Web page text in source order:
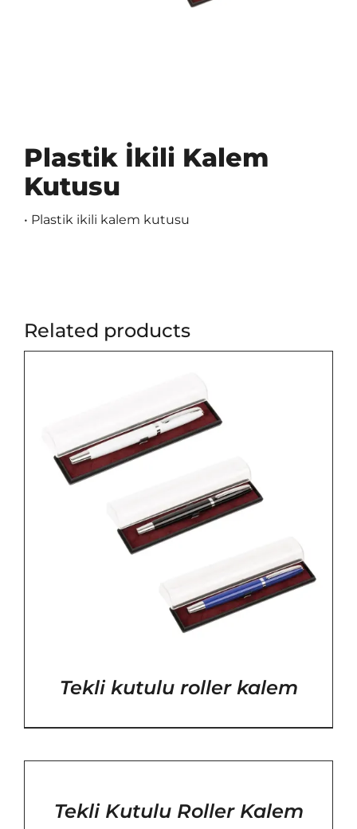
Plastik İkili Kalem
Kutusu
• Plastik ikili kalem kutusu
Related products
Tekli kutulu roller kalem
Tekli Kutulu Roller Kalem